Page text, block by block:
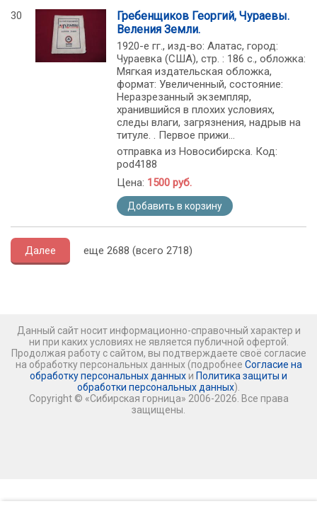
30
Гребенщиков Георгий, Чураевы.
Веления Земли.
1920-е гг., изд-во: Алатас, город:
Чураевка (США), стр. : 186 c., обложка:
Мягкая издательская обложка,
формат: Увеличенный, состояние:
Неразрезанный экземпляр,
хранившийся в плохих условиях,
следы влаги, загрязнения, надрыв на
титуле. . Первое прижи...
отправка из Новосибирска. Код:
pod4188
Цена: 1500 руб.
Добавить в корзину
Далее еще 2688 (всего 2718)
Данный сайт носит информационно-справочный характер и
ни при каких условиях не является публичной офертой.
Продолжая работу с сайтом, вы подтверждаете своё согласие
на обработку персональных данных (подробнее Согласие на
обработку персональных данных и Политика защиты и
обработки персональных данных).
Copyright © «Сибирская горница» 2006-2026. Все права
защищены.